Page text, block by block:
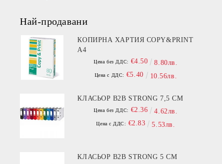
Най-продавани
КОПИРНА ХАРТИЯ COPY&PRINT
A4
Цена без ДДС: €4.50 8.80лв.
Цена с ДДС: €5.40 10.56лв.
КЛАСЬОР B2B STRONG 7,5 СМ
Цена без ДДС: €2.36 4.62лв.
Цена с ДДС: €2.83 5.53лв.
КЛАСЬОР B2B STRONG 5 СМ